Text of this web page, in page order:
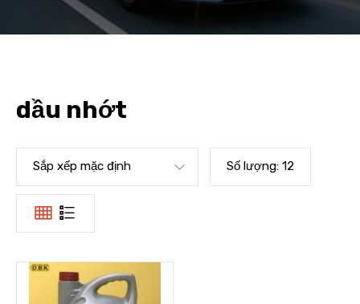
dầu nhớt
Sắp xếp mặc định Số lượng: 12